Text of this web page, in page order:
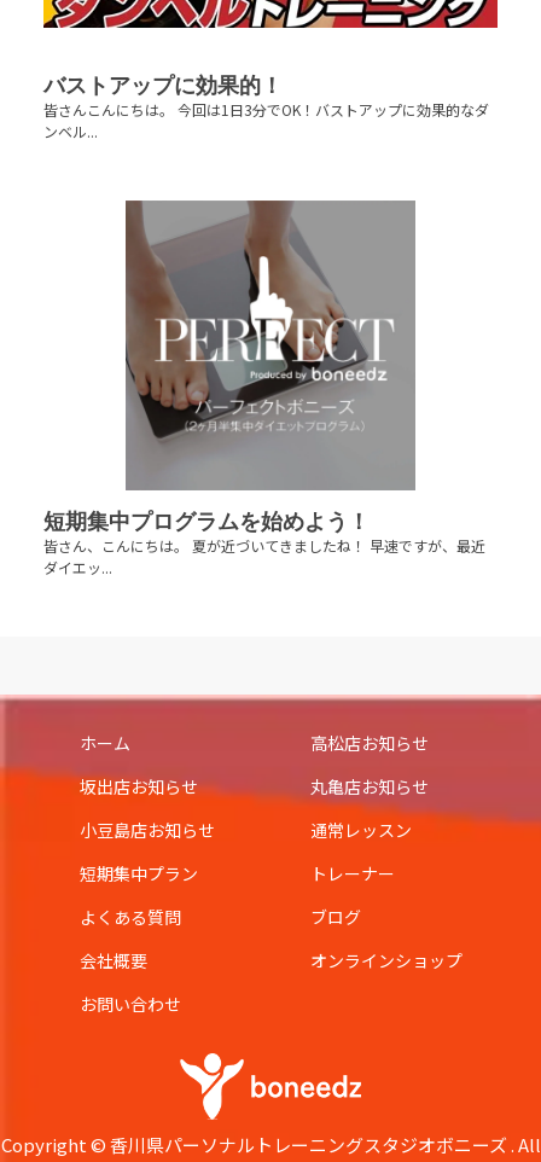
バストアップに効果的！
皆さんこんにちは。 今回は1日3分でOK！バストアップに効果的なダ
ンベル...
短期集中プログラムを始めよう！
皆さん、こんにちは。 夏が近づいてきましたね！ 早速ですが、最近
ダイエッ...
ホーム
高松店お知らせ
坂出店お知らせ
丸亀店お知らせ
小豆島店お知らせ
通常レッスン
短期集中プラン
トレーナー
よくある質問
ブログ
会社概要
オンラインショップ
お問い合わせ
Copyright © 香川県パーソナルトレーニングスタジオボニーズ . All